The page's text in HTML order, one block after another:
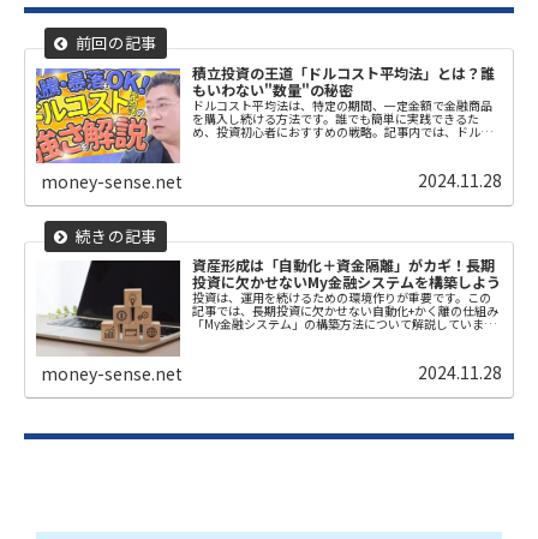
積立投資の王道「ドルコスト平均法」とは？誰
もいわない"数量"の秘密
ドルコスト平均法は、特定の期間、一定金額で金融商品
を購入し続ける方法です。誰でも簡単に実践できるた
め、投資初心者におすすめの戦略。記事内では、ドルコ
スト平均法のメリットや本当の強みを解説しているの
money-sense.net 2024.11.28
資産形成は「自動化＋資金隔離」がカギ！長期
投資に欠かせないMy金融システムを構築しよう
投資は、運用を続けるための環境作りが重要です。この
記事では、長期投資に欠かせない自動化+かく離の仕組み
「My金融システム」の構築方法について解説していま
money-sense.net 2024.11.28